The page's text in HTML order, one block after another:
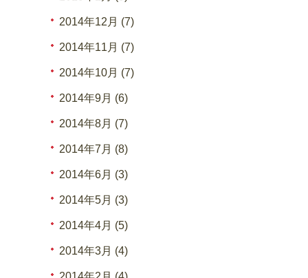
2014年12月 (7)
2014年11月 (7)
2014年10月 (7)
2014年9月 (6)
2014年8月 (7)
2014年7月 (8)
2014年6月 (3)
2014年5月 (3)
2014年4月 (5)
2014年3月 (4)